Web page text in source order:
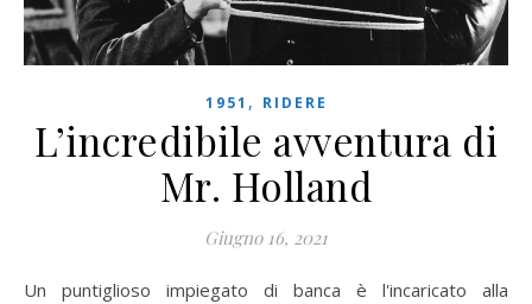
1951 , RIDERE
L’incredibile avventura di
Mr. Holland
Giugno 16, 2021
Un puntiglioso impiegato di banca è l'incaricato alla